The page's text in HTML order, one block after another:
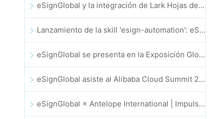
eSignGlobal y la integración de Lark Hojas de cálculo multidimensional se lanzan oficialmente: firma y archivo de contratos electrónicos totalmente automatizados
Lanzamiento de la skill 'esign-automation': eSignGlobal impulsa a OpenClaw con firmas electrónicas automatizadas
eSignGlobal se presenta en la Exposición Global de Innovación GIS 2025
eSignGlobal asiste al Alibaba Cloud Summit 2025 en Hong Kong, para discutir conjuntamente el futuro de la innovación en la nube impulsada por la IA y la confianza digital
eSignGlobal × Antelope International | Impulsando flujos de trabajo digitales seguros y basados en IA